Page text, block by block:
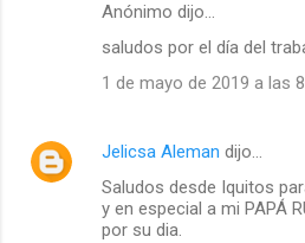
Anónimo dijo…
saludos por el día del
1 de mayo de 2019 a las
Jelicsa Aleman dijo…
Saludos desde Iquitos
y en especial a mi PAPÁ
por su dia.